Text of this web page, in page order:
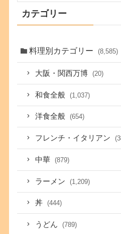
カテゴリー
料理別カテゴリー (8,585)
大阪・関西万博 (20)
和食全般 (1,037)
洋食全般 (654)
フレンチ・イタリアン
中華 (879)
ラーメン (1,209)
丼 (444)
うどん (789)